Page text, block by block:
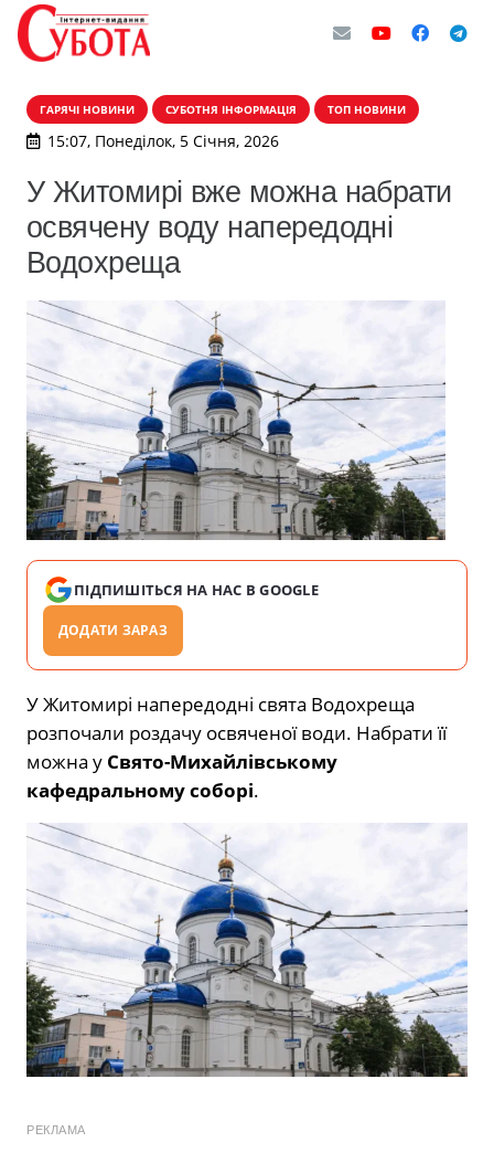
ГАРЯЧІ НОВИНИ СУБОТНЯ ІНФОРМАЦІЯ ТОП НОВИНИ
15:07, Понеділок, 5 Січня, 2026
У Житомирі вже можна набрати
освячену воду напередодні
Водохреща
ПІДПИШІТЬСЯ НА НАС В GOOGLE
ДОДАТИ ЗАРАЗ
У Житомирі напередодні свята Водохреща
розпочали роздачу освяченої води. Набрати її
можна у Свято-Михайлівському
кафедральному соборі.
РЕКЛАМА